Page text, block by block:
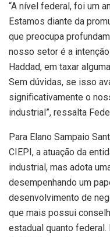
“A nível federal, foi um
Estamos diante da
que preocupa
nosso setor é a
Haddad, em taxar
Sem dúvidas, se isso
significativamente o
industrial”, ressalta
Para Elano Sampaio
CIEPI, a atuação da
industrial, mas adota
desempenhando um
desenvolvimento de
que mais possui
estadual quanto federal.